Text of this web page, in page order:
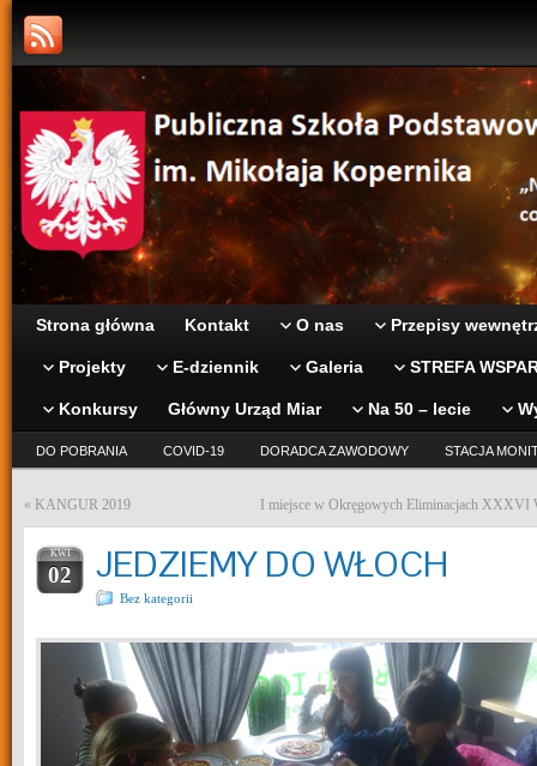
Strona główna Kontakt O nas Przepisy
Projekty E-dziennik Galeria STREFA
Konkursy Główny Urząd Miar Na 50 – lecie
DO POBRANIA COVID-19 DORADCA ZAWODOWY STACJA
« KANGUR 2019 I miejsce w Okręgowych Eliminacjach
KWI
02 JEDZIEMY DO WŁOCH
Bez kategorii